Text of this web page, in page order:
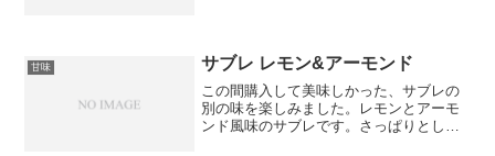
甘味 サブレ レモン&アーモンド
この間購入して美味しかった、サブレの
別の味を楽しみました。レモンとアーモ
ンド風味のサブレです。さっぱりとした